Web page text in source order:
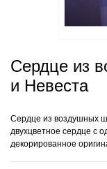
Сердце из
и Невеста
Cердце из воздушных
двухцветное сердце с
декорированное